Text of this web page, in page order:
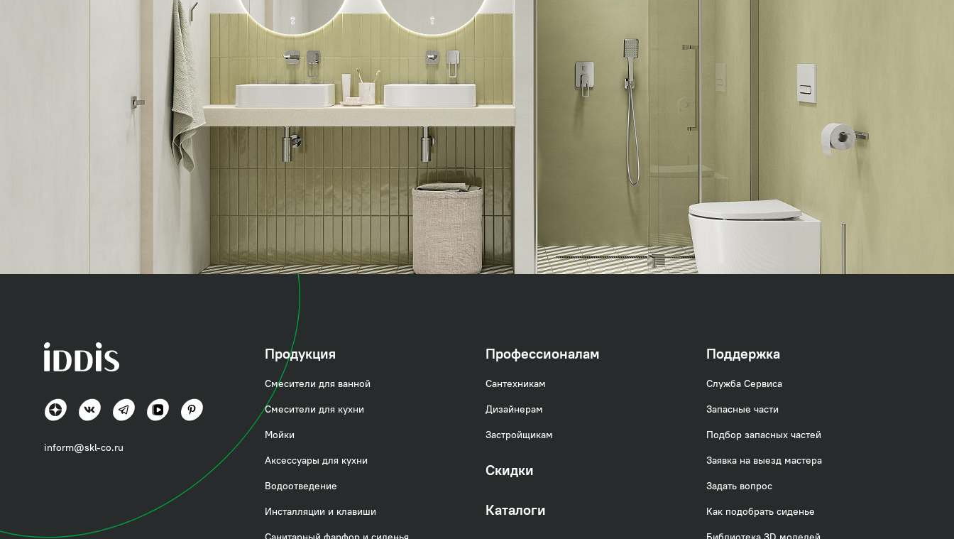
Слайд (Slide)
inform@skl-co.ru
Продукция
Смесители для ванной
Смесители для кухни
Мойки
Аксессуары для кухни
Водоотведение
Инсталляции и клавиши
Профессионалам
Сантехникам
Дизайнерам
Застройщикам
Скидки
Каталоги
Поддержка
Служба Сервиса
Запасные части
Подбор запасных частей
Заявка на выезд мастера
Задать вопрос
Как подобрать сиденье